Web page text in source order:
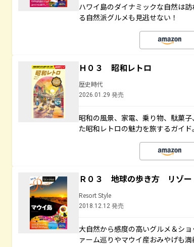
ハワイ島のダイナミックな自然は
る自然派グルメも見逃せない！
Ｈ０３ 昭和レトロ
歴史時代
2026.01.29 発売
昭和の風景、家電、乗り物、駄菓
た昭和レトロの魅力を旅するガイド。
Ｒ０３ 地球の歩き方 リゾ
Resort Style
2018.12.12 発売
大自然から感度の高いグルメ＆シ
ァーム巡りやマウイ産おみやげも満